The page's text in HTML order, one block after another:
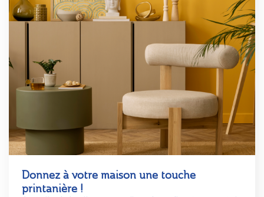
Donnez à votre maison une touche
printanière !